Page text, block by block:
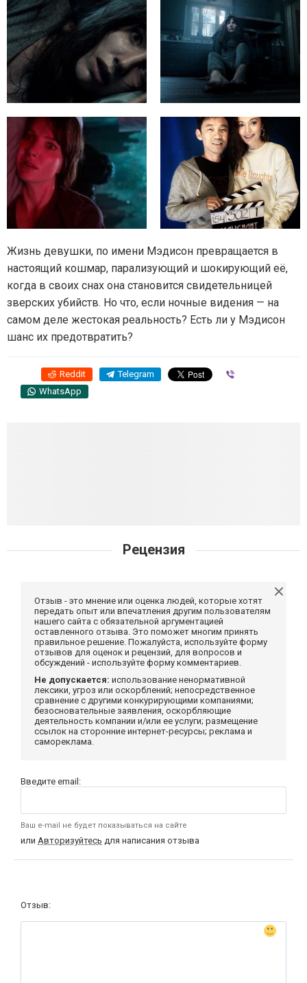
Жизнь девушки, по имени Мэдисон превращается в
настоящий кошмар, парализующий и шокирующий её,
когда в своих снах она становится свидетельницей
зверских убийств. Но что, если ночные видения — на
самом деле жестокая реальность? Есть ли у Мэдисон
шанс их предотвратить?
Reddit Telegram
WhatsApp
Рецензия
Отзыв - это мнение или оценка людей, которые хотят
передать опыт или впечатления другим пользователям
нашего сайта с обязательной аргументацией
оставленного отзыва. Это поможет многим принять
правильное решение. Пожалуйста, используйте форму
отзывов для оценок и рецензий, для вопросов и
обсуждений - используйте форму комментариев.
Не допускается: использование ненормативной
лексики, угроз или оскорблений; непосредственное
сравнение с другими конкурирующими компаниями;
безосновательные заявления, оскорбляющие
деятельность компании и/или ее услуги; размещение
ссылок на сторонние интернет-ресурсы; реклама и
самореклама.
Введите email:
Ваш e-mail не будет показываться на сайте
или Авторизуйтесь для написания отзыва
Отзыв: